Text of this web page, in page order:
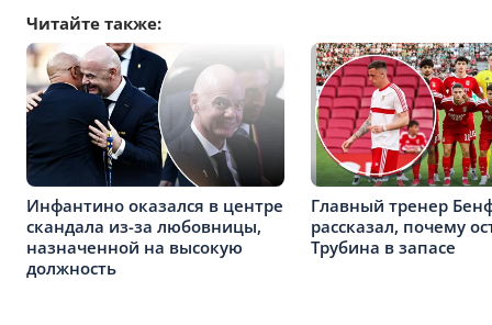
Читайте также:
Инфантино оказался в центре
скандала из-за любовницы,
назначенной на высокую
должность
Главный тренер
рассказал, почему
Трубина в запасе